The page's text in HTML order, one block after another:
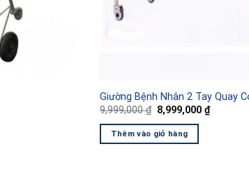
Giường Bệnh Nhân 2 Tay Quay
9,999,000₫ Giá
gốc
là:
9,999,000 ₫.
8,999,000₫Giá
hiện
Thêm vào giỏ hàng